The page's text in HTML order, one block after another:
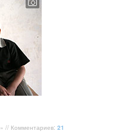
» // Комментариев:21